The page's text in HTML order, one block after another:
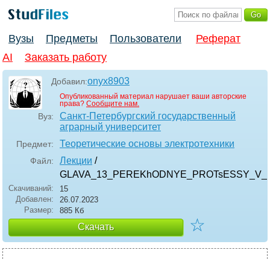
Вузы Предметы Пользователи
Реферат
AI
Заказать работу
Добавил:onyx8903
Опубликованный материал нарушает ваши авторские
права? Сообщите нам.
Вуз:
Санкт-Петербургский государственный
аграрный университет
Предмет: Теоретические основы электротехники
Файл: Лекции /
Скачиваний:
15
Добавлен:
26.07.2023
Размер:
885 Кб
Скачать ☆